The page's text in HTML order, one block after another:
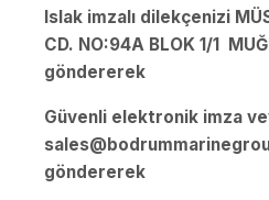
Islak imzalı dilekçenizi
CD. NO:94A BLOK 1/1
göndererek
Güvenli elektronik imza
göndererek